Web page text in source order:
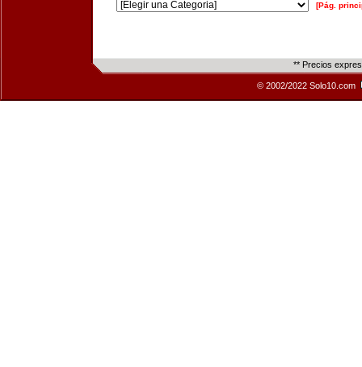
[Pág.
** Precios
© 2002/2022 Solo10.com